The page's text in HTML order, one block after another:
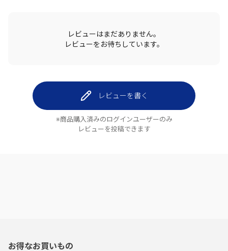
レビューはまだありません。
レビューをお待ちしています。
レビューを書く
※商品購入済みのログインユーザーのみ
レビューを投稿できます
お得なお買いもの